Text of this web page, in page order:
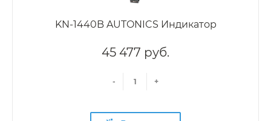
KN-1440B AUTONICS Индикатор
45 477 руб.
- +